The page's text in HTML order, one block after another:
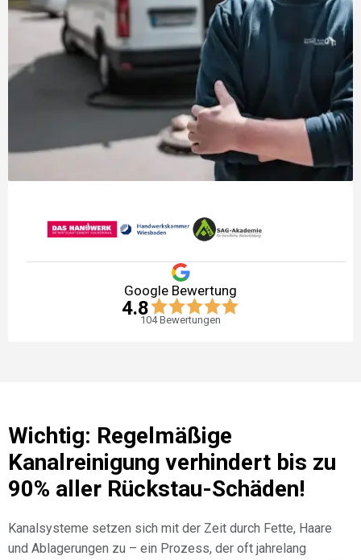
Google Bewertung
4.8
104Bewertungen
Wichtig: Regelmäßige
Kanalreinigung verhindert bis zu
90% aller Rückstau-Schäden!
Kanalsysteme setzen sich mit der Zeit durch Fette, Haare
und Ablagerungen zu – ein Prozess, der oft jahrelang